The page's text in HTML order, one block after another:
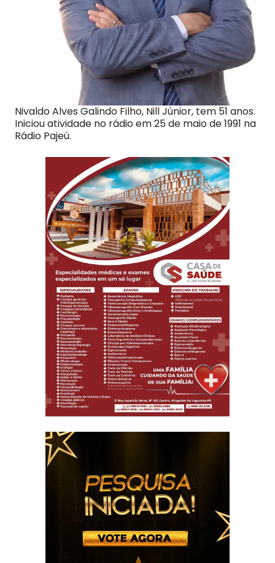
Nivaldo Alves Galindo Filho, Nill Júnior, tem 51 anos.
Iniciou atividade no rádio em 25 de maio de 1991 na
Rádio Pajeú.